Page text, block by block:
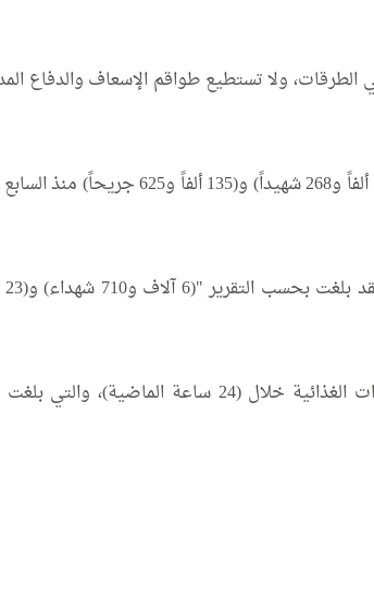
ولا تستطيع طواقم الإسعاف والدفاع
وأشارت إلى أن "حصيلة العدوان الإسرائيلي ارتفع إلى (57 ألفاً و268 شهيداً) و(135 ألفاً و625